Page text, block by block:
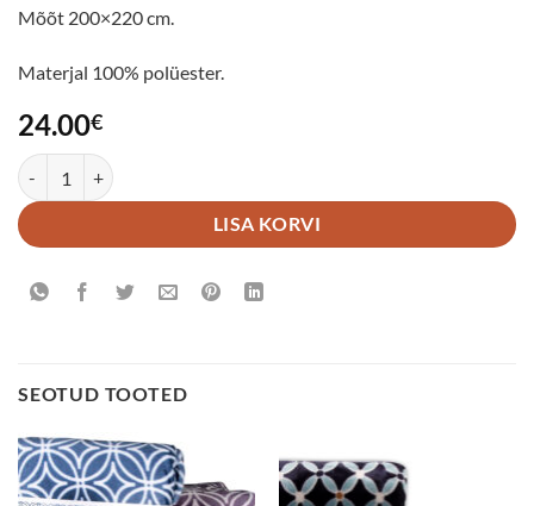
Mõõt 200×220 cm.
Materjal 100% polüester.
24.00€
Pleed Neon kogus
LISA KORVI
SEOTUD TOOTED